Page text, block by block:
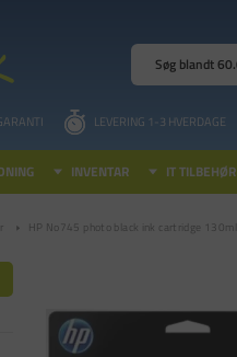
LEVERING 1-3 HVERDAGE
INVENTAR IT TILBEHØR
HP No745 photo black ink cartridge 130ml